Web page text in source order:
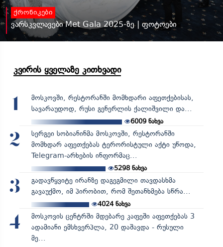
ქრონიკები
ვარსკვლავები Met Gala 2025-ზე | ფოტოები
კვირის ყველაზე კითხვადი
1
მოსკოვში, რესტორანში მომხდარი აფეთქებისას,
სავარაუდოდ, რუსი გენერლის ქალიშვილი და...
6009 ნახვა
2
სერგეი სობიანინმა მოსკოვში, რესტორანში
მომხდარ აფეთქებას ტერორისტული აქტი უწოდა,
Telegram-არხების ინფორმაც...
5298ნახვა
3
გადავწყვიტე ირანზე დაგეგმილი თავდასხმა
გავაუქმო, იმ პირობით, რომ შეთანხმება სწრა...
4024ნახვა
4
მოსკოვის ცენტრში მდებარე კაფეში აფეთქებას 3
ადამიანი ემსხვერპლა, 20 დაშავდა - რუსული
მე...